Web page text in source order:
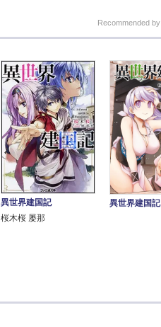
Recommended
異世界建国記
桜木桜 屡那
異世界建国